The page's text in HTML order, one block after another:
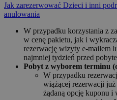
Jak zarezerwować Dzieci i inni
anulowania
W przypadku korzystania z
w cenę pakietu, jak i
rezerwację wizyty e-mailem
najmniej tydzień przed
Pobyt z wyborem terminu
W przypadku
wiążącej rezerwacji
żądaną opcję kuponu i